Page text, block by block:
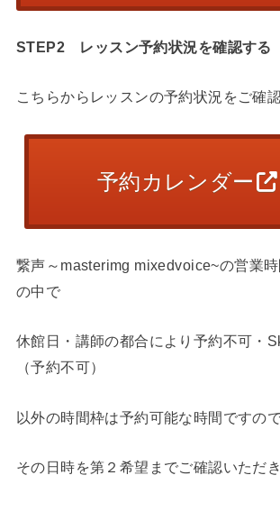
STEP2 レッスン予約状況を確認する
こちらからレッスンの予約状況をご確認
予約カレンダー
繋声～masterimg mixedvoice~の営業
の中で
休館日・講師の都合により予約不可・
（予約不可）
以外の時間枠は予約可能な時間ですので
その日時を第２希望までご確認いただき